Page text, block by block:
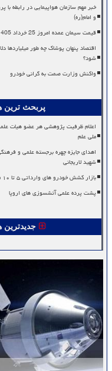
خبر مهم سازمان هواپیمایی در رابطه با
و امام(ره)
قیمت سیمان عمده امروز 25 خرداد 1405
اقتصاد پنهان پوشاک چه طور میلیاردها
شود؟
واکنش وزارت صمت به گرانی خودرو
پربحث ترین
اعلام ظرفیت پژوهشی هر عضو هیات
ملی علم
اهدای جایزه چهره برجسته علمی و
شهید لاریجانی
بازار کشش خودرو های وارداتی ۵ تا ۱۰ میلیارد تومانی را ندارد
پشت پرده علمی آتشسوزی های اروپا
جدیدترین